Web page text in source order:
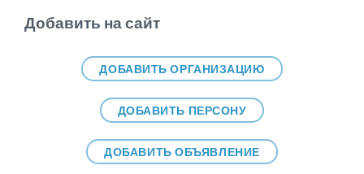
Добавить на сайт
ДОБАВИТЬ ОРГАНИЗАЦИЮ
ДОБАВИТЬ ПЕРСОНУ
ДОБАВИТЬ ОБЪЯВЛЕНИЕ